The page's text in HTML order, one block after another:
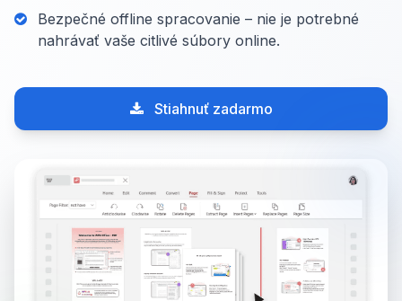
Bezpečné offline spracovanie – nie je potrebné
nahrávať vaše citlivé súbory online.
Stiahnuť zadarmo